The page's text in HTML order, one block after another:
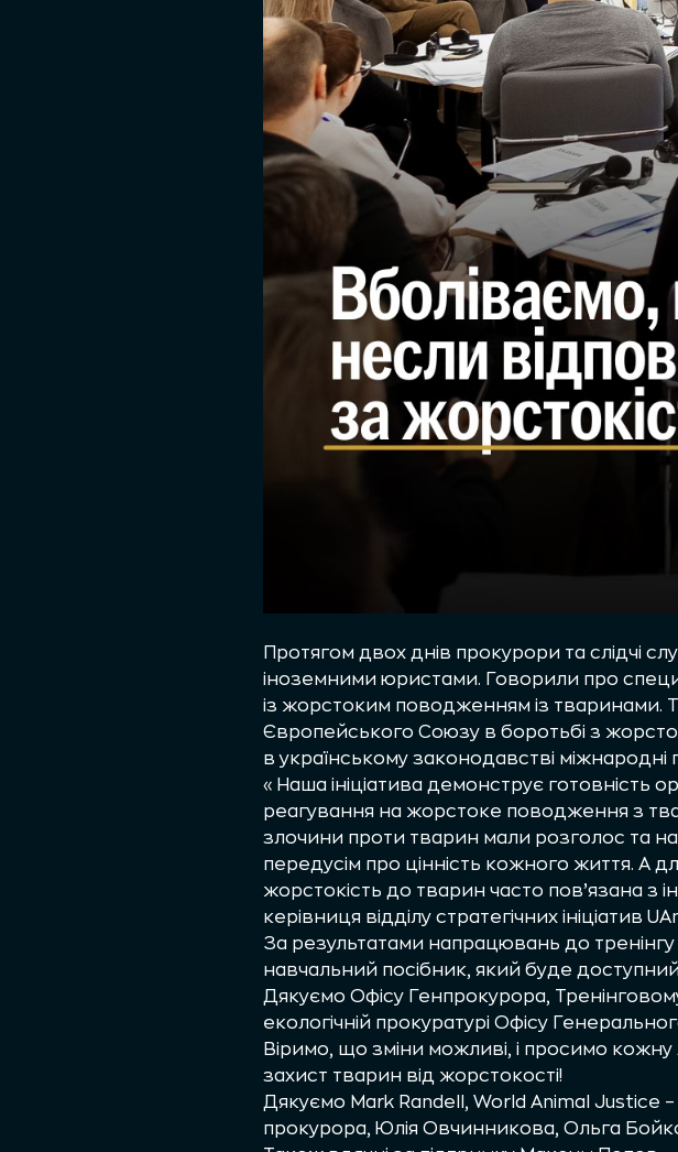
Протягом двох днів прокурори та слідчі
іноземними юристами. Говорили про
із жорстоким поводженням із тваринами.
Європейського Союзу в боротьбі з
в українському законодавстві міжнародні
«Наша ініціатива демонструє готовність
реагування на жорстоке поводження з
злочини проти тварин мали розголос та
передусім про цінність кожного життя. А
жорстокість до тварин часто пов’язана
керівниця відділу стратегічних ініціатив
За результатами напрацювань до
навчальний посібник, який буде
Дякуємо Офісу Генпрокурора,
екологічній прокуратурі Офісу
Віримо, що зміни можливі, і просимо
захист тварин від жорстокості!
Дякуємо Mark Randell , World Animal Justice –
прокурора, Юлія Овчинникова, Ольга